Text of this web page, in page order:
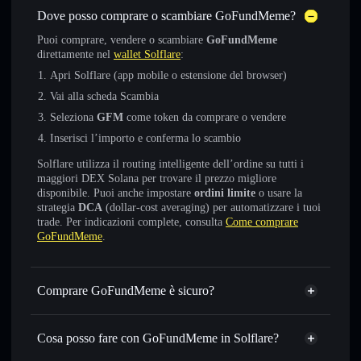
Dove posso comprare o scambiare GoFundMeme?
Puoi comprare, vendere o scambiare GoFundMeme
direttamente nel wallet Solflare:
Apri Solflare (app mobile o estensione del browser)
Vai alla scheda Scambia
Seleziona GFM come token da comprare o vendere
Inserisci l’importo e conferma lo scambio
Solflare utilizza il routing intelligente dell’ordine su tutti i
maggiori DEX Solana per trovare il prezzo migliore
disponibile. Puoi anche impostare ordini limite o usare la
strategia DCA (dollar-cost averaging) per automatizzare i tuoi
trade. Per indicazioni complete, consulta Come comprare
GoFundMeme.
Comprare GoFundMeme è sicuro?
GoFundMeme token verificato
Cosa posso fare con GoFundMeme in Solflare?